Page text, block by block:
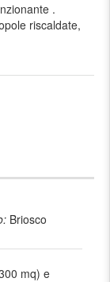
.
riscaldate,
Briosco
mq) e